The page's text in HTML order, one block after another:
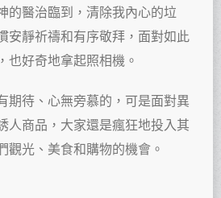
的醫治臨到，清除我內心的垃
安靜祈禱和有序敬拜，面對如此
也好奇地拿起照相機。
期待、心無旁慕的，可是面對異
人商品，大家還是瘋狂地投入其
觀光、美食和購物的機會。